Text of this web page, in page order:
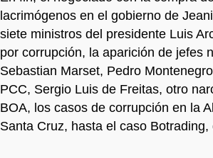
lacrimógenos en el gobierno de
siete ministros del presidente Luis
por corrupción, la aparición de jefes
Sebastian Marset, Pedro
PCC, Sergio Luis de Freitas, otro
BOA, los casos de corrupción en la
Santa Cruz, hasta el caso Botrading,